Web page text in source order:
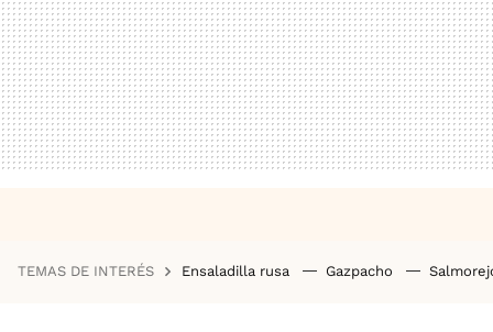
TEMAS DE INTERÉS Ensaladilla rusa Gazpacho